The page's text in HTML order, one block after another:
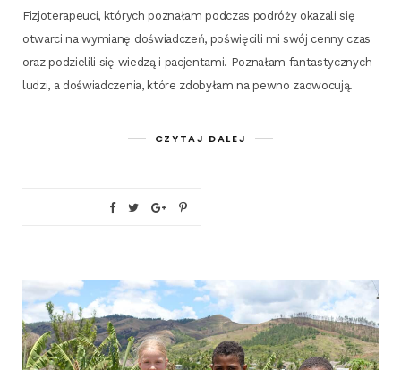
Fizjo­te­ra­peu­ci, któ­rych pozna­łam pod­czas podró­ży oka­za­li się
otwar­ci na wymia­nę doświad­czeń, poświę­ci­li mi swój cen­ny czas
oraz podzie­li­li się wie­dzą i pacjen­ta­mi. Pozna­łam fan­ta­stycz­nych
ludzi, a doświad­cze­nia, któ­re zdo­by­łam na pew­no zaowocują.
CZYTAJ DALEJ